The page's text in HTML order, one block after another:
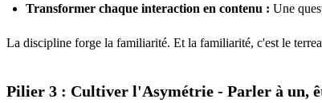
Transformer chaque interaction en contenu : Une
La discipline forge la familiarité. Et la familiarité, c'est le
Pilier 3 : Cultiver l'Asymétrie - Parler à un,